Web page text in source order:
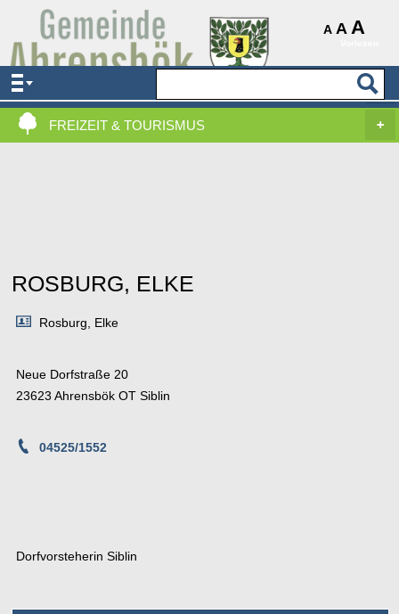
A A A
AKTUELLES & SERVICE
VERWALTUNG & POLITIK
FREIZEIT & TOURISMUS
ROSBURG, ELKE
Rosburg, Elke
Neue Dorfstraße 20
23623 Ahrensbök OT Siblin
04525/1552
Dorfvorsteherin Siblin